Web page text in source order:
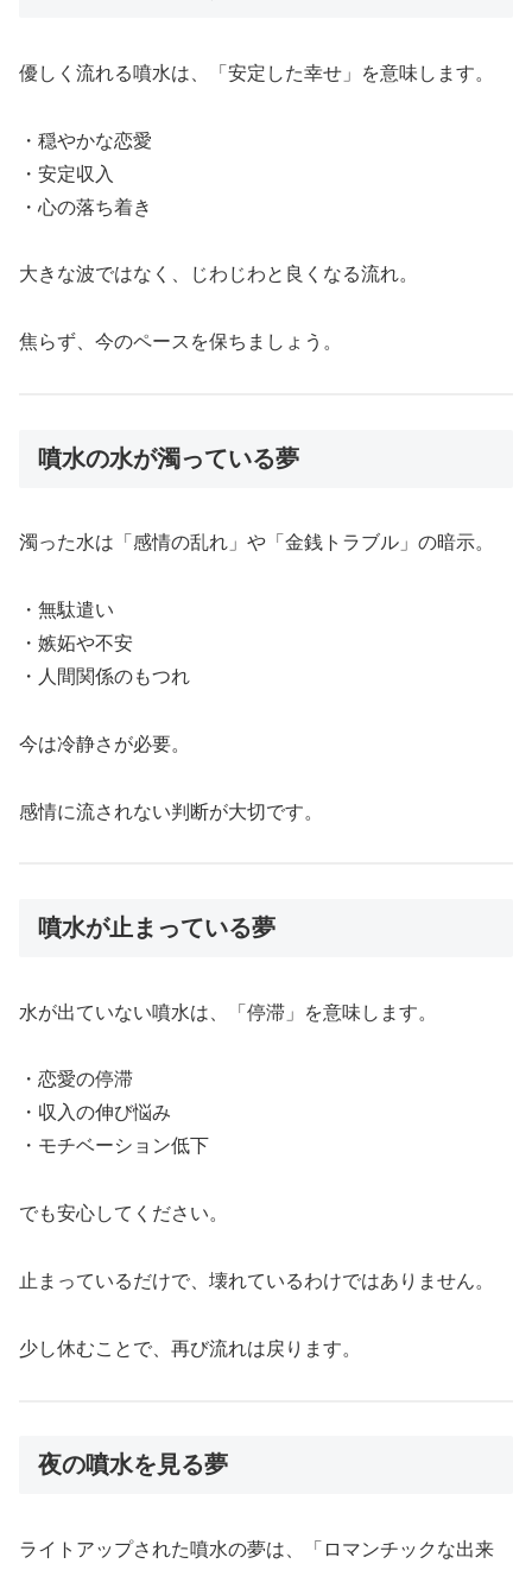
優しく流れる噴水は、「安定した幸せ」を意味します。
・穏やかな恋愛
・安定収入
・心の落ち着き
大きな波ではなく、じわじわと良くなる流れ。
焦らず、今のペースを保ちましょう。
噴水の水が濁っている夢
濁った水は「感情の乱れ」や「金銭トラブル」の暗示。
・無駄遣い
・嫉妬や不安
・人間関係のもつれ
今は冷静さが必要。
感情に流されない判断が大切です。
噴水が止まっている夢
水が出ていない噴水は、「停滞」を意味します。
・恋愛の停滞
・収入の伸び悩み
・モチベーション低下
でも安心してください。
止まっているだけで、壊れているわけではありません。
少し休むことで、再び流れは戻ります。
夜の噴水を見る夢
ライトアップされた噴水の夢は、「ロマンチックな出来